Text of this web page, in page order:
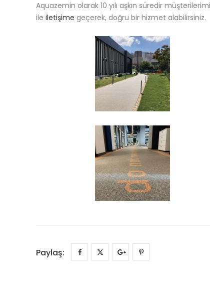
Aquazemin olarak 10 yılı aşkın süredir
ile iletişime geçerek, doğru bir hizmet alabilirsiniz.
Paylaş: